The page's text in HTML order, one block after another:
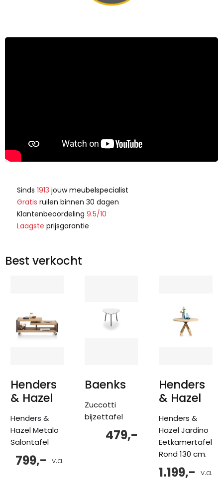
Sinds 1913 jouwmeubelspecialist
Gratis ruilen binnen 30 dagen
Klantenbeoordeling 9.5/10
Laagste prijsgarantie
Best verkocht
Henders
& Hazel
Henders &
Hazel Metalo
Salontafel
v.a.
799,-
Baenks
Zuccotti
bijzettafel
479,-
Henders
& Hazel
Henders &
Hazel Jardino
Eetkamertafel
Rond 130 cm.
v.a.
1.199,-